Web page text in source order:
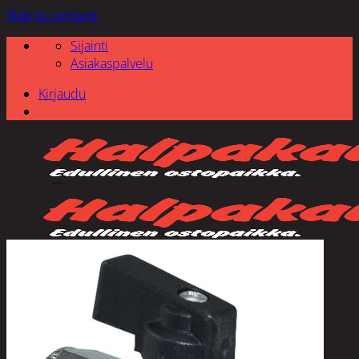
Skip to content
Sijainti
Asiakaspalvelu
Kirjaudu